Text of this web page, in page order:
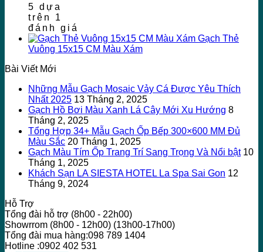
5 dựa
trên 1
đánh giá
Gạch Thẻ
Vuông 15x15 CM Màu Xám
Bài Viết Mới
Những Mẫu Gạch Mosaic Vảy Cá Được Yêu Thích
Nhất 2025 13 Tháng 2, 2025
Gạch Hồ Bơi Màu Xanh Lá Cây Mới Xu Hướng 8
Tháng 2, 2025
Tổng Hợp 34+ Mẫu Gạch Ốp Bếp 300×600 MM Đủ
Màu Sắc 20 Tháng 1, 2025
Gạch Màu Tím Ốp Trang Trí Sang Trọng Và Nổi bật 10
Tháng 1, 2025
Khách Sạn LA SIESTA HOTEL La Spa Sai Gon 12
Tháng 9, 2024
Hỗ Trợ
Tổng đài hỗ trợ (8h00 - 22h00)
Showrrom (8h00 - 12h00) (13h00-17h00)
Tổng đài mua hàng:098 789 1404
Hotline :0902 402 531